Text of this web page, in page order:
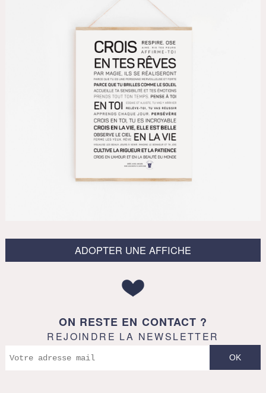
ADOPTER UNE AFFICHE
ON RESTE EN CONTACT ?
REJOINDRE LA NEWSLETTER